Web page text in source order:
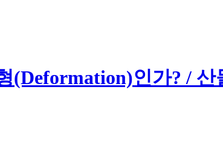
(Deformation)인가? / 산